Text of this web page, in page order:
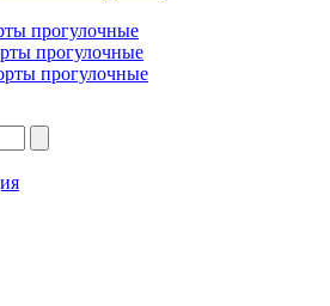
прогулочные
прогулочные
прогулочные